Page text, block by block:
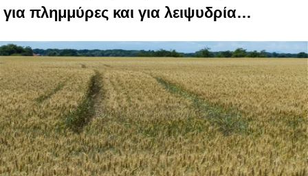
για πλημμύρες και για λειψυδρία…